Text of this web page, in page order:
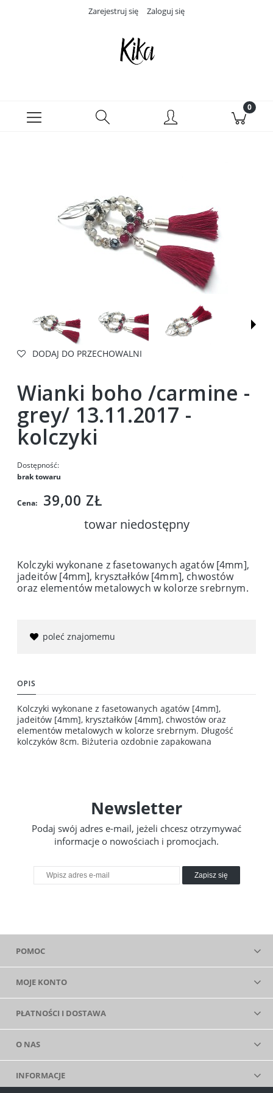
Zarejestruj się Zaloguj się
DODAJ DO PRZECHOWALNI
Wianki boho /carmine -
grey/ 13.11.2017 -
kolczyki
Dostępność:
brak towaru
Cena: 39,00 ZŁ
towar niedostępny
Kolczyki wykonane z fasetowanych agatów [4mm],
jadeitów [4mm], kryształków [4mm], chwostów
oraz elementów metalowych w kolorze srebrnym.
poleć znajomemu
OPIS
Kolczyki wykonane z fasetowanych agatów [4mm],
jadeitów [4mm], kryształków [4mm], chwostów oraz
elementów metalowych w kolorze srebrnym. Długość
kolczyków 8cm. Biżuteria ozdobnie zapakowana
Newsletter
Podaj swój adres e-mail, jeżeli chcesz otrzymywać
informacje o nowościach i promocjach.
Zapisz się
POMOC
MOJE KONTO
PŁATNOŚCI I DOSTAWA
O NAS
INFORMACJE